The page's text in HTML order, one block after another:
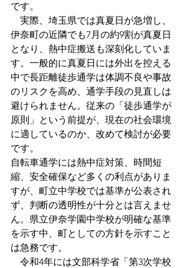
です。
実際、埼玉県では真夏日が急増し、
伊奈町の近隣でも7月の約9割が真夏日
となり、熱中症搬送も深刻化していま
す。一般的に真夏日には外出を控える
中で長距離徒歩通学は体調不良や事故
のリスクを高め、通学手段の見直しは
避けられません。従来の「徒歩通学が
原則」という前提が、現在の社会環境
に適しているのか、改めて検討が必要
です。
自転車通学には熱中症対策、時間短
縮、安全確保など多くの利点がありま
すが、町立中学校では基準が公表され
ず、判断の透明性が十分とは言えませ
ん。県立伊奈学園中学校が明確な基準
を示す中、町としての方針を示すこと
は急務です。
令和4年には文部科学省「第3次学校